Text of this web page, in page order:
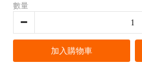
數量
加入購物車